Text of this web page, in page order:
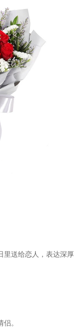
里送给恋人，表达深厚
。